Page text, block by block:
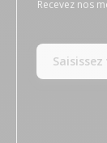
Recevez nos